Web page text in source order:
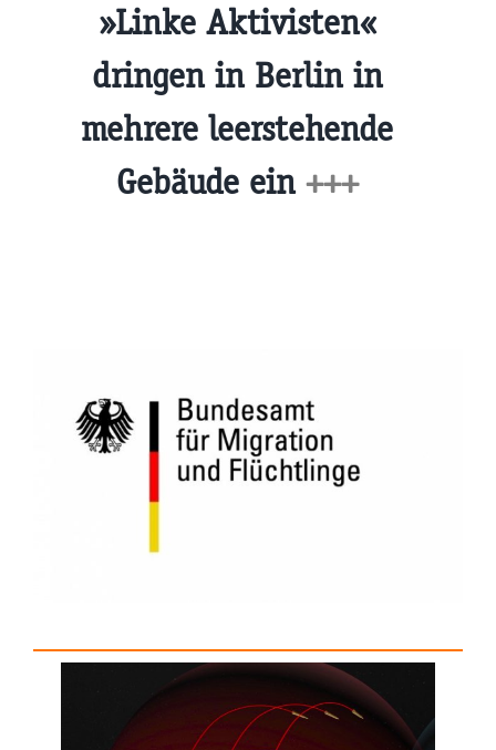
»Linke Aktivisten«
dringen in Berlin in
mehrere leerstehende
Gebäude ein +++